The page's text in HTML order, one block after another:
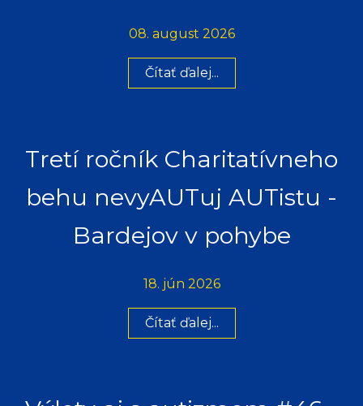
08. august 2026
Čítať ďalej...
Tretí ročník Charitatívneho
behu nevyAUTuj AUTistu -
Bardejov v pohybe
18. jún 2026
Čítať ďalej...